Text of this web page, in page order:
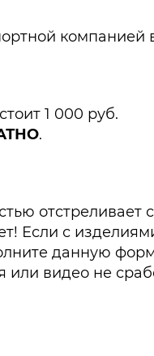
компанией
1 000 руб.
.
отстреливает
Если с
данную
или видео не